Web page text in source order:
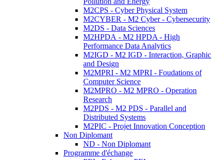
M2CPS - Cyber Physical System
M2CYBER - M2 Cyber - Cybersecurity
M2DS - Data Sciences
M2HPDA - M2 HPDA - High
Performance Data Analytics
M2IGD - M2 IGD - Interaction, Graphic
and Design
M2MPRI - M2 MPRI - Foudations of
Computer Science
M2MPRO - M2 MPRO - Operation
Research
M2PDS - M2 PDS - Parallel and
Distributed Systems
M2PIC - Projet Innovation Conception
Non Diplomant
ND - Non Diplomant
Programme d'échange